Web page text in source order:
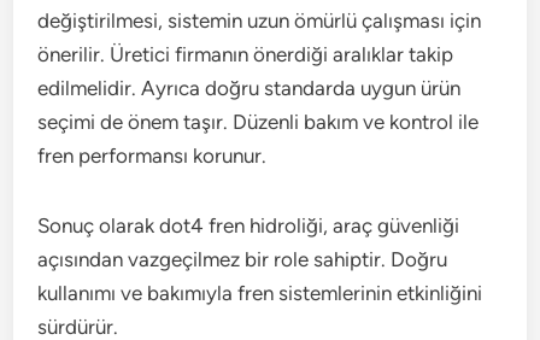
değiştirilmesi, sistemin uzun ömürlü çalışması için
önerilir. Üretici firmanın önerdiği aralıklar takip
edilmelidir. Ayrıca doğru standarda uygun ürün
seçimi de önem taşır. Düzenli bakım ve kontrol ile
fren performansı korunur.
Sonuç olarak dot4 fren hidroliği, araç güvenliği
açısından vazgeçilmez bir role sahiptir. Doğru
kullanımı ve bakımıyla fren sistemlerinin etkinliğini
sürdürür.